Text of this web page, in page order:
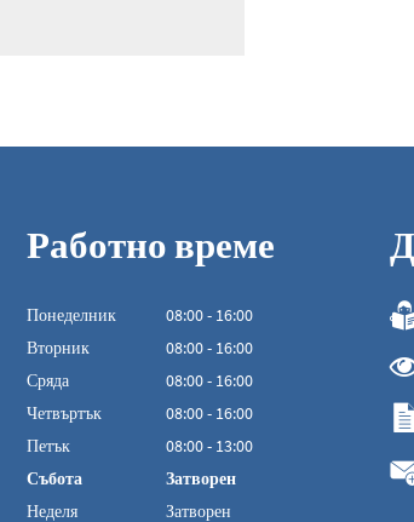
Работно време
Понеделник 08:00- 16:00
От 08:00 до 16:00
Вторник 08:00- 16:00
От 08:00 до 16:00
Сряда 08:00- 16:00
От 08:00 до 16:00
Четвъртък 08:00- 16:00
От 08:00 до 16:00
Петък 08:00- 13:00
От 08:00 до 13:00 ч.
Събота
Затворен
Неделя
Затворен